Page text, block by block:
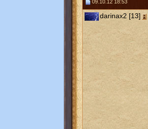
09.10.12 18:53
darinax2 [13]